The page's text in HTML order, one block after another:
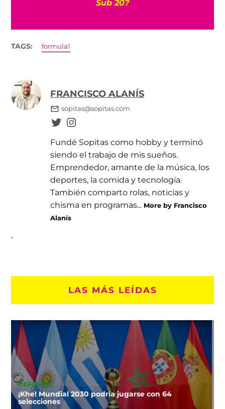
Sub 20?
TAGS: formula1
FRANCISCO ALANÍS
sopitas@sopitas.com
Fundé Sopitas como hobby y terminó
siendo el trabajo de mis sueños.
Emprendedor, amante de la música, los
deportes, la comida y tecnología.
También comparto rolas, noticias y
chisma en programas... More by Francisco
Alanís
LAS MÁS LEÍDAS
DEPORTES
¡Khe! Mundial 2030 podría jugarse con 64
selecciones